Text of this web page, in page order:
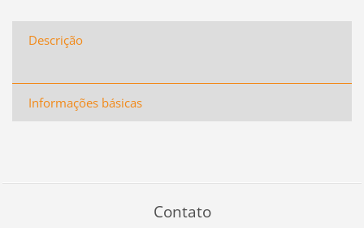
Descrição
Informações básicas
Contato